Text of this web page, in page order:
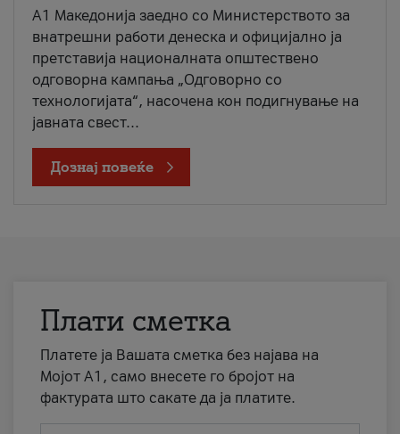
A1 Македонија заедно со Министерството за
внатрешни работи денеска и официјално ја
претставија националната општествено
одговорна кампања „Одговорно со
технологијата“, насочена кон подигнување на
јавната свест...
Дознај повеќе
Плати сметка
Платете ја Вашата сметка без најава на
Мојот А1, само внесете го бројот на
фактурата што сакате да ја платите.